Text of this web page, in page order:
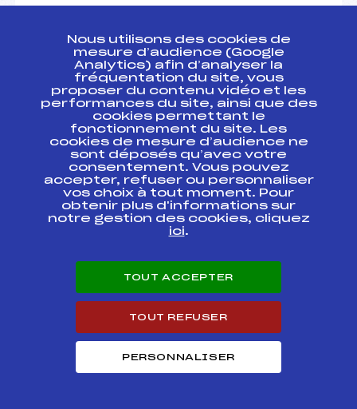
CHAMPIONNAT DE
FNAT0401
RELAIS
CHAMPIONNATS DE
FRANCE DES CLUBS
1ERE DIVISION
FFS
FNAM0386
SAMSE NATIONAL
TOUR FFS FINALE
FFS
FNAM0382.FFS
SAMSE NATIONAL
TOUR FFS FINALE
FFS
COUPE
CONTINENTALE
COUPE
OPA
Nous utilisons des cookies de
mesure d’audience (Google
Analytics) afin d’analyser la
fréquentation du site, vous
proposer du contenu vidéo et les
performances du site, ainsi que des
cookies permettant le
fonctionnement du site. Les
cookies de mesure d’audience ne
sont déposés qu’avec votre
consentement. Vous pouvez
accepter, refuser ou personnaliser
vos choix à tout moment. Pour
obtenir plus d'informations sur
notre gestion des cookies, cliquez
ici.
TOUT ACCEPTER
TOUT REFUSER
PERSONNALISER